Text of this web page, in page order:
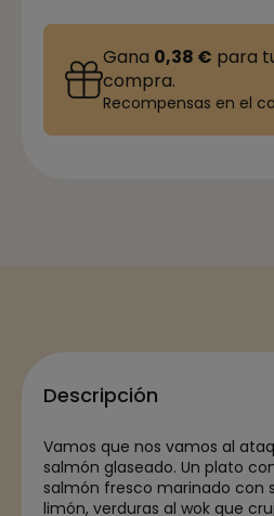
Gana 0,38 € para
compra.
Recompensas en el
Descripción
Vamos que nos vamos al
salmón glaseado. Un plato
salmón fresco marinado con
limón, verduras al wok que